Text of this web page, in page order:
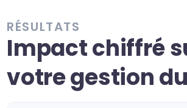
RÉSULTATS
Impact chiffré
votre gestion